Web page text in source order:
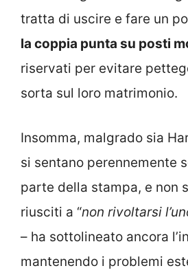
tratta di uscire e fare un
la coppia punta su posti
riservati per evitare
sorta sul loro matrimonio.
Insomma, malgrado sia
si sentano perennemente
parte della stampa, e non
riusciti a “non rivoltarsi
– ha sottolineato ancora
mantenendo i problemi